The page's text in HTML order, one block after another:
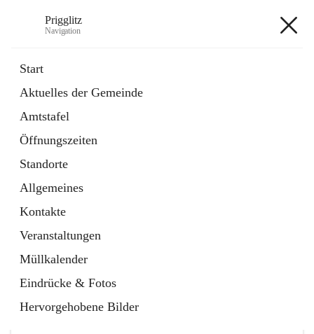
Prigglitz
Navigation
Start
Aktuelles der Gemeinde
Amtstafel
Öffnungszeiten
Standorte
Allgemeines
Kontakte
Veranstaltungen
Müllkalender
Eindrücke & Fotos
Hervorgehobene Bilder
Externe Webseite
in
Tab
Gemeindezeitung
Ordner
öffnet
in
neuem
Tab
Hauptadresse